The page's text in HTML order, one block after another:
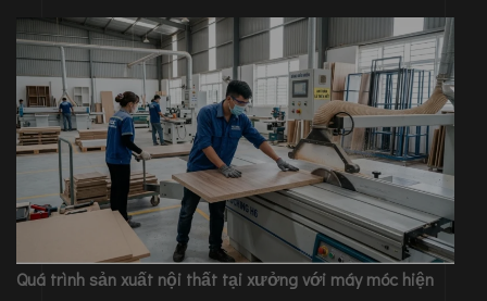
Quá trình sản xuất nội thất tại xưởng với máy móc hiện